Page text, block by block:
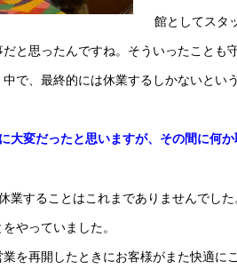
館としてスタ
と思ったんですね。そういったことも
で、最終的には休業するしかないとい
大変だったと思いますが、その間に何か
業することはこれまでありませんでし
やっていました。
を再開したときにお客様がまた快適